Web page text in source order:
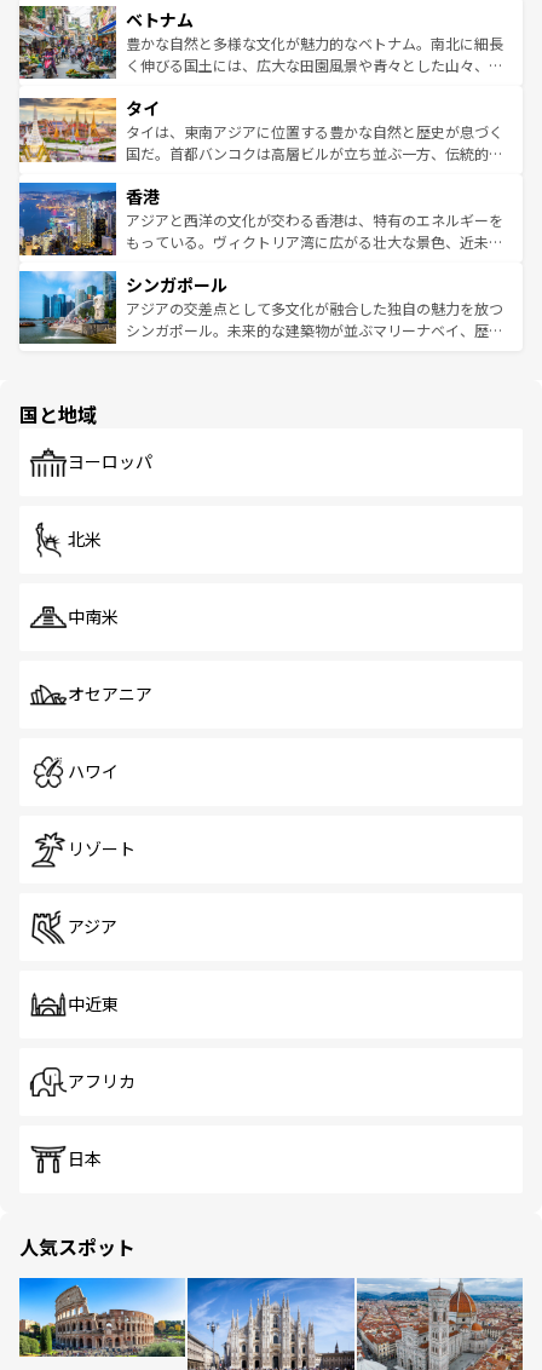
参照してほしい。
容にもいいと評判のスイーツなど、バラエティ豊かな料理
が味わえる。 なお、新着の台湾情報は コンテンツ一覧を参
照してほしい。
き、地方に足を延ばせば四季折々の自然美を楽しむことが
できる。そして、キムチや焼肉、絶品のストリートフード
まで、さまざまな韓国料理が待っている。夜には、韓国な
リティに包まれながら、韓国の多彩な魅力を心ゆくまで味
わってみてほしい。 なお、新着の韓国情報はコンテンツ一
覧を参照してほしい。
ベトナム
豊かな自然と多様な文化が魅力的なベトナム。南北に細長
く伸びる国土には、広大な田園風景や青々とした山々、世
急速な発展と共に伝統が息づく。ハノイの古い町並みやホ
ーチミン市のフランス統治時代の建物も、独特の雰囲気を
醸し出している。また、バラエティの豊かさとおいしさで
とつ。フォーやバインミー、ベトナムコーヒーなどは、ぜ
ひ現地で味わいたい。どの地域を訪れてもあたたかい人々
が旅行者を迎えてくれるので、きっと忘れられない旅にな
参照してほしい。
タイ
タイは、東南アジアに位置する豊かな自然と歴史が息づく
国だ。首都バンコクは高層ビルが立ち並ぶ一方、伝統的な
の活気が交差している。北部ではチェンマイなどの山岳地
帯で自然と触れ合い、南部ではプーケットやクラビの美し
いビーチでリゾート気分を楽しむことができる。タイ料理
激する。気候は一年中温暖で、どの季節にも異なる楽しみ
が待っている。親しみやすいタイの人々、仏教を中心とし
た文化、そして多様な観光資源が、訪れる旅人を魅了し続
香港
アジアと西洋の文化が交わる香港は、特有のエネルギーを
もっている。ヴィクトリア湾に広がる壮大な景色、近未来
み、どこを訪れても感動するはず。観光スポットが密集し
ており、効率よく見どころを回れるのも魅力。息をのむよ
うな絶景から文化的な体験まで、香港を存分に楽しみ尽く
シンガポール
アジアの交差点として多文化が融合した独自の魅力を放つ
シンガポール。未来的な建築物が並ぶマリーナベイ、歴史
で、ホーカーズは地元の風情を楽しめる外せないスポット
国と地域
ヨーロッパ
北米
中南米
オセアニア
ハワイ
リゾート
アジア
中近東
アフリカ
日本
人気スポット